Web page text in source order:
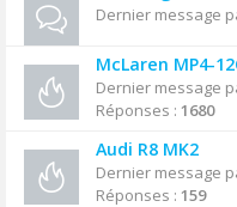
Dernier message
McLaren MP4-
Dernier message
Réponses : 1680
Audi R8 MK2
Dernier message
Réponses : 159